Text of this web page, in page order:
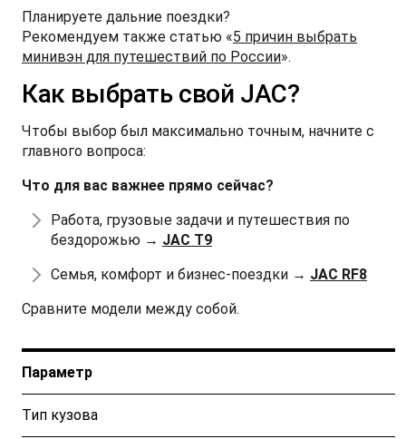
Планируете дальние поездки?
Рекомендуем также статью «5 причин выбрать
минивэн для путешествий по России».
Как выбрать свой JAC?
Чтобы выбор был максимально точным, начните с
главного вопроса:
Что для вас важнее прямо сейчас?
Работа, грузовые задачи и путешествия по
бездорожью → JAC T9
Семья, комфорт и бизнес-поездки → JAC RF8
Сравните модели между собой.
Параметр
Тип кузова